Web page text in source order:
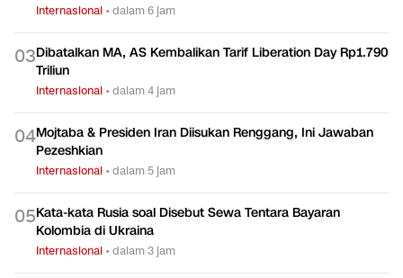
Internasional •dalam 6 jam
03Dibatalkan MA, AS Kembalikan Tarif Liberation Day Rp1.790
Triliun
Internasional •dalam 4 jam
04Mojtaba & Presiden Iran Diisukan Renggang, Ini Jawaban
Pezeshkian
Internasional •dalam 5 jam
05Kata-kata Rusia soal Disebut Sewa Tentara Bayaran
Kolombia di Ukraina
Internasional •dalam 3 jam